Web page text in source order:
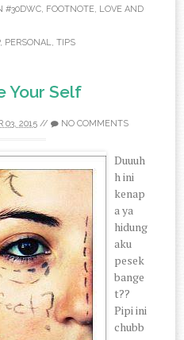
#30DWC, FOOTNOTE, LOVE AND
, PERSONAL, TIPS
Your Self
03, 2015 // NO COMMENTS
Duuuh
h ini
kenap
a ya
hidung
aku
pesek
bange
t??
Pipi ini
chubb